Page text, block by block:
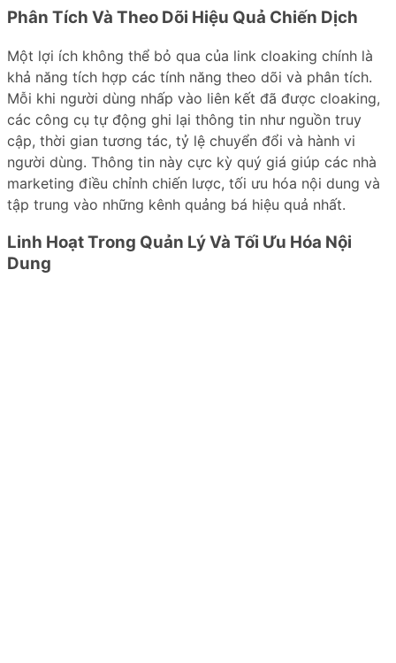
Phân Tích Và Theo Dõi Hiệu Quả Chiến Dịch
Một lợi ích không thể bỏ qua của link cloaking chính là
khả năng tích hợp các tính năng theo dõi và phân tích.
Mỗi khi người dùng nhấp vào liên kết đã được cloaking,
các công cụ tự động ghi lại thông tin như nguồn truy
cập, thời gian tương tác, tỷ lệ chuyển đổi và hành vi
người dùng. Thông tin này cực kỳ quý giá giúp các nhà
marketing điều chỉnh chiến lược, tối ưu hóa nội dung và
tập trung vào những kênh quảng bá hiệu quả nhất.
Linh Hoạt Trong Quản Lý Và Tối Ưu Hóa Nội
Dung